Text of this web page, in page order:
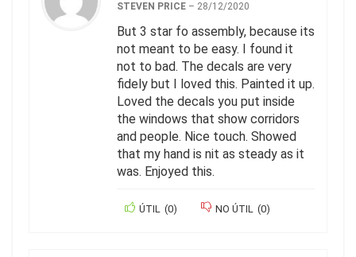
STEVEN PRICE – 28/12/2020
But 3 star fo assembly, because its
not meant to be easy. I found it
not to bad. The decals are very
fidely but I loved this. Painted it up.
Loved the decals you put inside
the windows that show corridors
and people. Nice touch. Showed
that my hand is nit as steady as it
was. Enjoyed this.
ÚTIL (0) NO ÚTIL (0)